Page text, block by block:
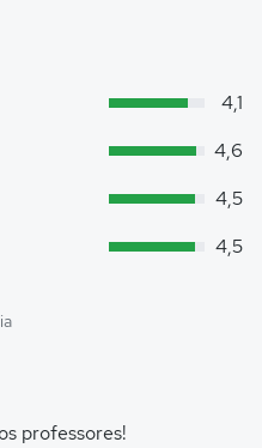
4,1
4,6
4,5
4,5
professores!